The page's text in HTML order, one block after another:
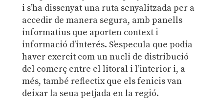
i s’ha dissenyat una ruta senyalitzada per a
accedir de manera segura, amb panells
informatius que aporten context i
informació d’interés. S’especula que podia
haver exercit com un nucli de distribució
del comerç entre el litoral i l’interior i, a
més, també reflectix que els fenicis van
deixar la seua petjada en la regió.